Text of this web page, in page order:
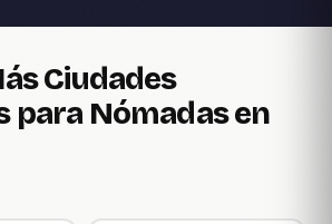
Ciudades
para Nómadas en